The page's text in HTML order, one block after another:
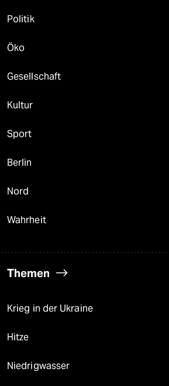
Politik
Öko
Gesellschaft
Kultur
Sport
Berlin
Nord
Wahrheit
Themen
Krieg in der Ukraine
Hitze
Niedrigwasser